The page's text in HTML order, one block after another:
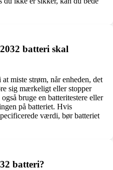
batteri skal
miste strøm, når enheden, det
sig mærkeligt eller stopper
bruge en batteritestere eller
på batteriet. Hvis
værdi, bør batteriet
batteri?